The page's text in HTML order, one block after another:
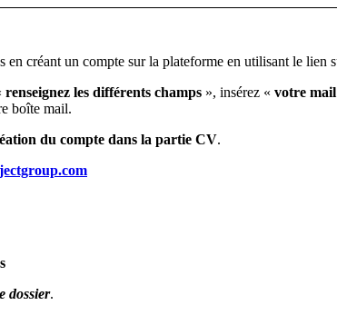
en créant un compte sur la plateforme en utilisant le lien
renseignez les différents champs », insérez « votre mail
boîte mail.
du compte dans la partie CV.
dossier.